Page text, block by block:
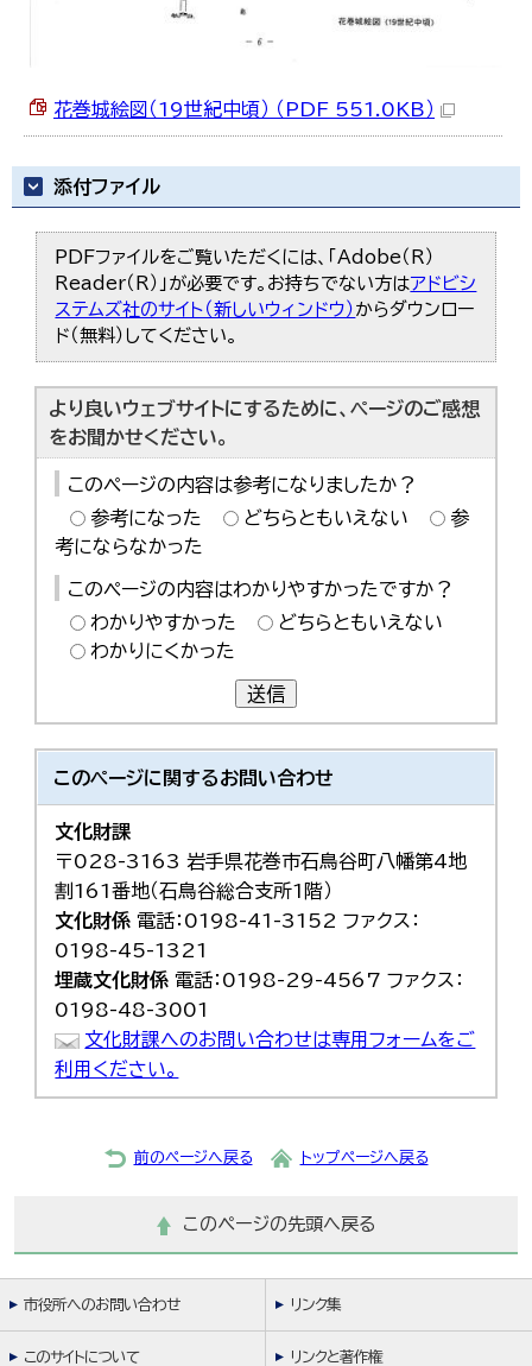
花巻城絵図（19世紀中頃） （PDF 551.0KB）
添付ファイル
PDFファイルをご覧いただくには、「Adobe（R）
Reader（R）」が必要です。お持ちでない方はアドビシ
ステムズ社のサイト（新しいウィンドウ） からダウンロー
ド（無料）してください。
より良いウェブサイトにするために、ページのご感想
をお聞かせください。
このページの内容は参考になりましたか？
参考になった
どちらともいえない
参
考にならなかった
このページの内容はわかりやすかったですか？
わかりやすかった
どちらともいえない
わかりにくかった
送信
このページに関するお問い合わせ
文化財課
〒028-3163 岩手県花巻市石鳥谷町八幡第4地
割161番地（石鳥谷総合支所1階）
文化財係 電話：0198-41-3152 ファクス：
0198-45-1321
埋蔵文化財係 電話：0198-29-4567 ファクス：
0198-48-3001
文化財課へのお問い合わせは専用フォームをご
利用ください。
前のページへ戻る トップページへ戻る
このページの先頭へ戻る
市役所へのお問い合わせ リンク集
このサイトについて リンクと著作権